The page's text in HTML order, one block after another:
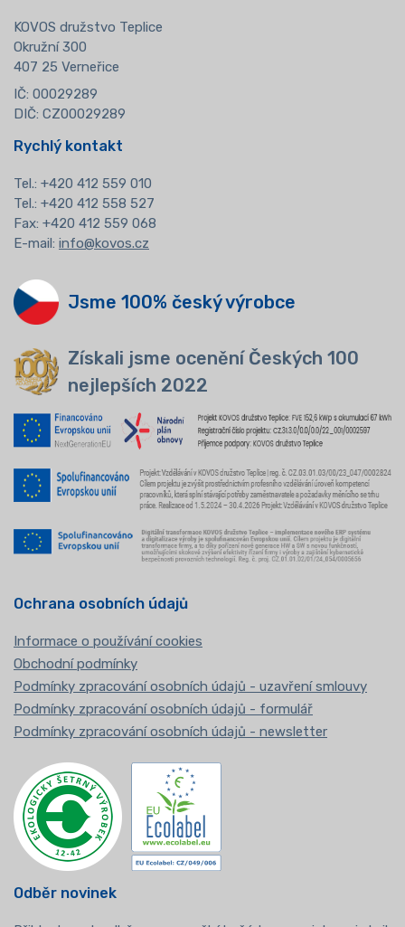
KOVOS družstvo Teplice
Okružní 300
407 25 Verneřice
IČ: 00029289
DIČ: CZ00029289
Rychlý kontakt
Tel.: +420 412 559 010
Tel.: +420 412 558 527
Fax: +420 412 559 068
E-mail: info@kovos.cz
Jsme 100% český výrobce
Získali jsme ocenění Českých 100
nejlepších 2022
Ochrana osobních údajů
Informace o používání cookies
Obchodní podmínky
Podmínky zpracování osobních údajů - uzavření smlouvy
Podmínky zpracování osobních údajů - formulář
Podmínky zpracování osobních údajů - newsletter
Odběr novinek